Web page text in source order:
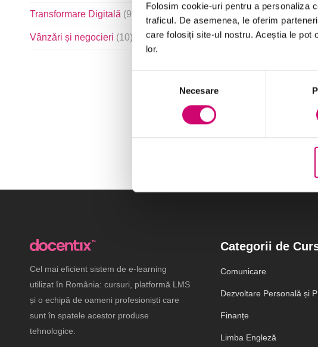
Folosim cookie-uri pentru a personaliza
traficul. De asemenea, le oferim
care folosiți site-ul nostru. Aceștia le
lor.
consimțământului
Necesare
Transformare Digitală (90)
Vânzări și negocieri (10)
Cel mai eficient sistem de e-learning
utilizat în România: cursuri, platformă LMS
și o echipă de oameni profesioniști care
sunt în spatele acestor produse
tehnologice.
Categorii de
Comunicare
Dezvoltare Personală și
Finanțe
Limba Engleză